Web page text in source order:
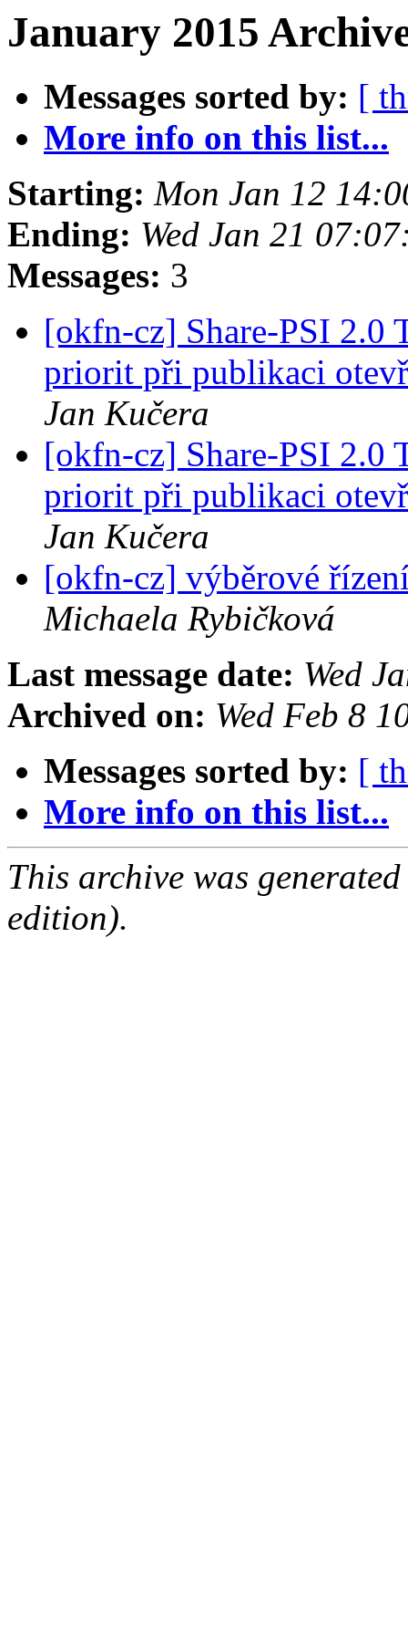
January 2015
Messages sorted by: [
More info on this list...
Starting: Mon Jan 12
Ending: Wed Jan 21
Messages: 3
[okfn-cz] Share-PSI 2.0
priorit při publikaci
Jan Kučera
[okfn-cz] Share-PSI 2.0
priorit při publikaci
Jan Kučera
[okfn-cz] výběrové
Michaela Rybičková
Last message date: Wed
Archived on: Wed Feb 8
Messages sorted by: [
More info on this list...
This archive was
edition).